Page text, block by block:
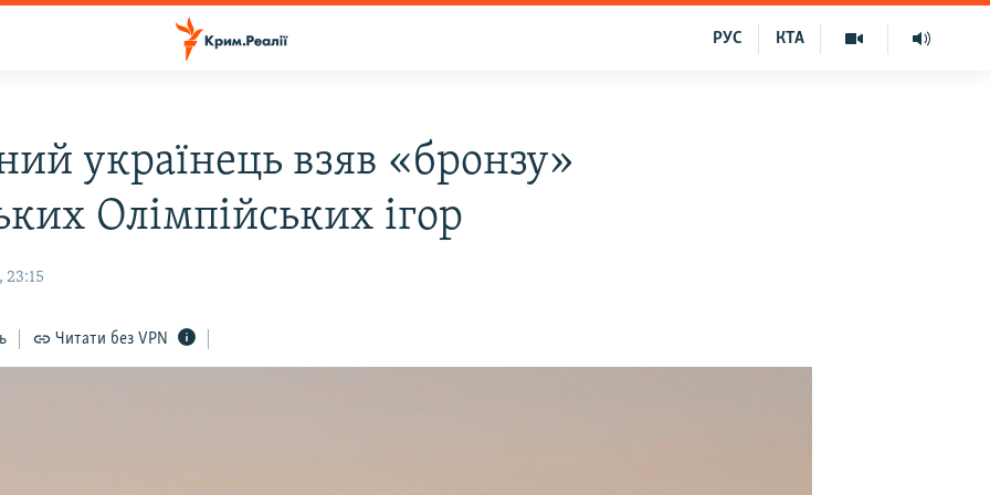
КТА
РУС
українець взяв «бронзу»
Олімпійських ігор
23:15
Читати без VPN